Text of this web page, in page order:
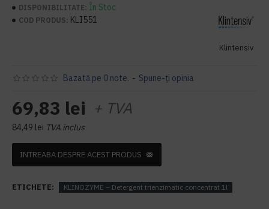
DISPONIBILITATE: În Stoc
COD PRODUS: KLI551
Klintensiv
Bazată pe 0 note. - Spune-ţi opinia
69,83 lei + TVA
84,49 lei TVA inclus
INTREABA DESPRE ACEST PRODUS
ETICHETE: KLINOZYME – Detergent trienzimatic concentrat 1l